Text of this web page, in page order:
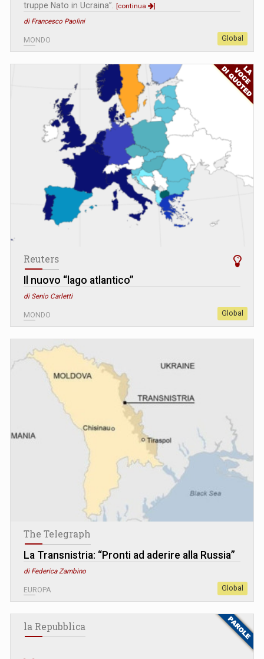
truppe Nato in Ucraina”. [continua
]
di Francesco Paolini
MONDO Global
Reuters
Il nuovo “lago atlantico”
di Senio Carletti
MONDO Global
The Telegraph
La Transnistria: “Pronti ad aderire alla Russia”
di Federica Zambino
EUROPA Global
la Repubblica